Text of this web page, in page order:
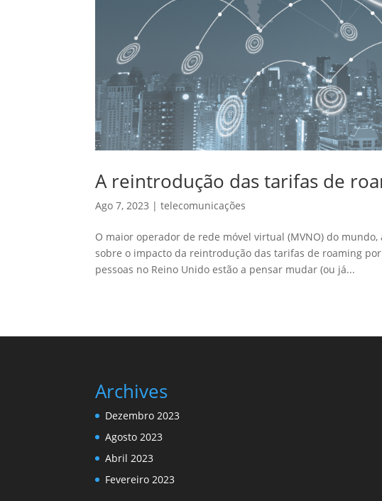
A reintrodução das tarifas de
Ago 7, 2023 |telecomunicações
O maior operador de rede móvel virtual (MVNO) do
sobre o impacto da reintrodução das tarifas de roaming
pessoas no Reino Unido estão a pensar mudar (ou já...
Archives
Dezembro 2023
Agosto 2023
Abril 2023
Fevereiro 2023